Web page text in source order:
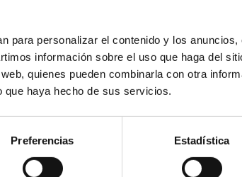
para personalizar el contenido y los
información sobre el uso que haga del
quienes pueden combinarla con otra
que haya hecho de sus servicios.
Preferencias Estadística